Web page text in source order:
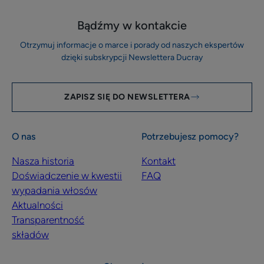
Bądźmy w kontakcie
Otrzymuj informacje o marce i porady od naszych ekspertów
dzięki subskrypcji Newslettera Ducray
ZAPISZ SIĘ DO NEWSLETTERA
O nas
Nasza historia
Doświadczenie w kwestii
wypadania włosów
Aktualności
Transparentność
składów
Potrzebujesz pomocy?
Kontakt
FAQ